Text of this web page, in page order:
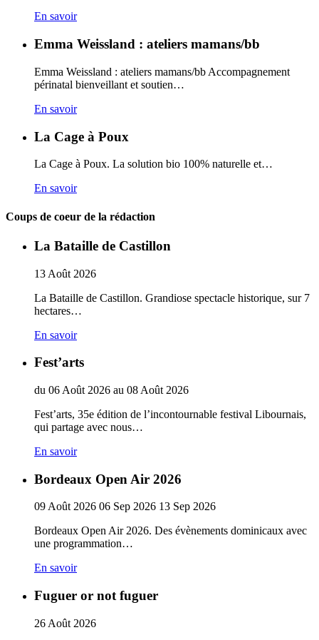
En savoir
Emma Weissland : ateliers mamans/bb
Emma Weissland : ateliers mamans/bb Accompagnement
périnatal bienveillant et soutien…
En savoir
La Cage à Poux
La Cage à Poux. La solution bio 100% naturelle et…
En savoir
Coups de coeur de la rédaction
La Bataille de Castillon
13 Août 2026
La Bataille de Castillon. Grandiose spectacle historique, sur 7
hectares…
En savoir
Fest’arts
du 06 Août 2026 au 08 Août 2026
Fest’arts, 35e édition de l’incontournable festival Libournais,
qui partage avec nous…
En savoir
Bordeaux Open Air 2026
09 Août 2026 06 Sep 2026 13 Sep 2026
Bordeaux Open Air 2026. Des évènements dominicaux avec
une programmation…
En savoir
Fuguer or not fuguer
26 Août 2026